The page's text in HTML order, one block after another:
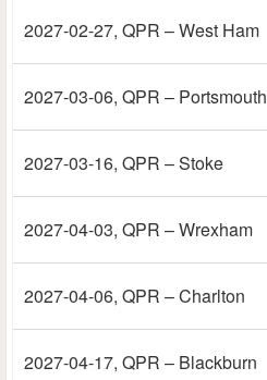
2027-02-27, QPR – West Ham
2027-03-06, QPR – Portsmouth
2027-03-16, QPR – Stoke
2027-04-03, QPR – Wrexham
2027-04-06, QPR – Charlton
2027-04-17, QPR – Blackburn